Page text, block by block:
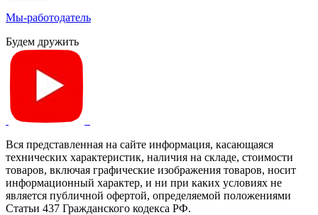
Мы-работодатель
Будем дружить
Вся представленная на сайте информация, касающаяся
технических характеристик, наличия на складе, стоимости
товаров, включая графические изображения товаров, носит
информационный характер, и ни при каких условиях не
является публичной офертой, определяемой положениями
Статьи 437 Гражданского кодекса РФ.